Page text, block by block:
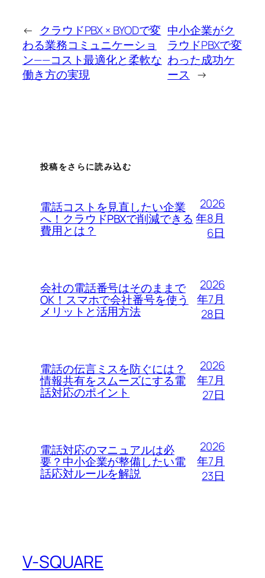
← クラウドPBX × BYODで変
わる業務コミュニケーショ
ン——コスト最適化と柔軟な
働き方の実現
中小企業がク
ラウドPBXで変
わった成功ケ
ース →
投稿をさらに読み込む
電話コストを見直したい企業
へ！クラウドPBXで削減できる
費用とは？
2026
年8月
6日
会社の電話番号はそのままで
OK！スマホで会社番号を使う
メリットと活用方法
2026
年7月
28日
電話の伝言ミスを防ぐには？
情報共有をスムーズにする電
話対応のポイント
2026
年7月
27日
電話対応のマニュアルは必
要？中小企業が整備したい電
話応対ルールを解説
2026
年7月
23日
V-SQUARE